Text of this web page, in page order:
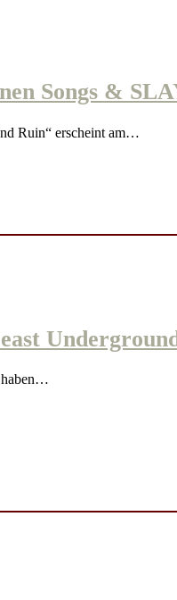
Songs &
Ruin“ erscheint am…
haben…